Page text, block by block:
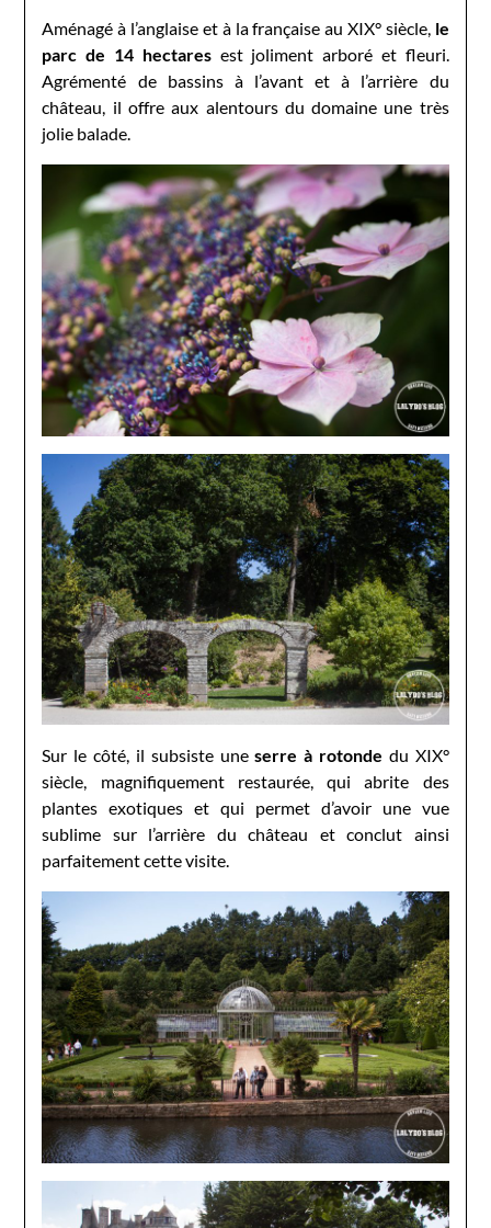
Aménagé à l’anglaise et à la française au XIX° siècle, le
parc de 14 hectaresest joliment arboré et fleuri.
Agrémenté de bassins à l’avant et à l’arrière du
château, il offre aux alentours du domaine une très
jolie balade.
Sur le côté, il subsiste uneserre à rotonde du XIX°
siècle, magnifiquement restaurée, qui abrite des
plantes exotiques et qui permet d’avoir une vue
sublime sur l’arrière du château et conclut ainsi
parfaitement cette visite.